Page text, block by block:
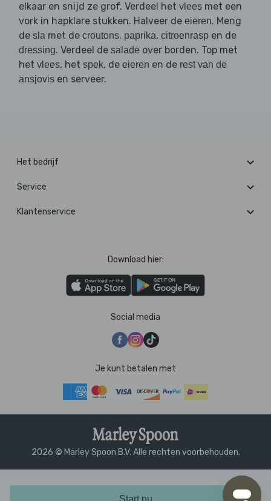
Start nu
elkaar en snijd ze grof. Verdeel het vlees met een
vork in hapklare stukken. Halveer de eieren. Meng
de sla met de croutons, paprika, citroenrasp en de
dressing. Verdeel de salade over borden. Top met
het vlees, het spek, de eieren en de rest van de
ansjovis en serveer.
Het bedrijf
Service
Klantenservice
Download hier:
Social media
Je kunt betalen met
2026 © Marley Spoon B.V. Alle rechten voorbehouden.